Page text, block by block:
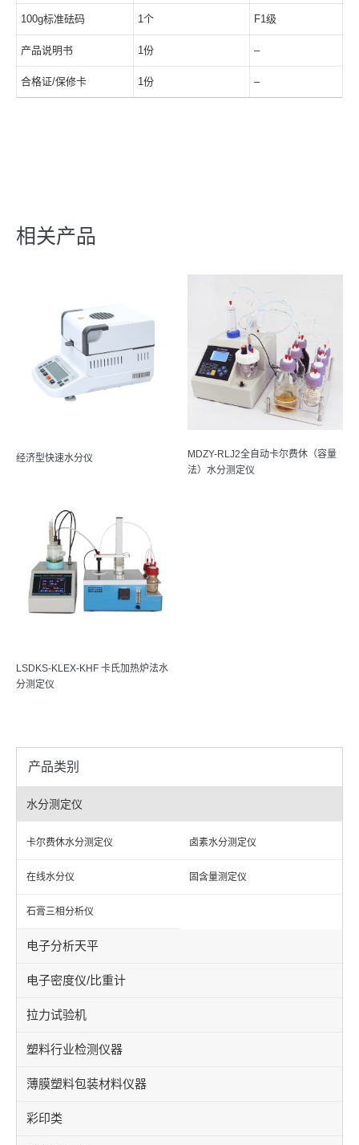
100g标准砝码 1个 F1级
产品说明书 1份 –
合格证/保修卡 1份 –
相关产品
经济型快速水分仪
MDZY-RLJ2全自动卡尔费休（容量
法）水分测定仪
LSDKS-KLEX-KHF 卡氏加热炉法水
分测定仪
产品类别
水分测定仪
卡尔费休水分测定仪 卤素水分测定仪
在线水分仪 固含量测定仪
石膏三相分析仪
电子分析天平
电子密度仪/比重计
拉力试验机
塑料行业检测仪器
薄膜塑料包装材料仪器
彩印类